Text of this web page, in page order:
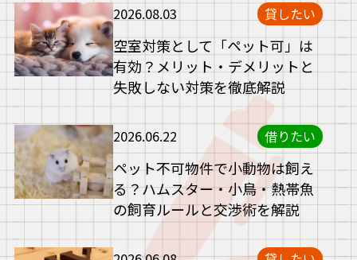
2026.08.03 貸したい
空室対策として「ペット可」は
有効？メリット・デメリットと
失敗しない対策を徹底解説
2026.06.22 借りたい
ペット不可物件で小動物は飼え
る？ハムスター・小鳥・熱帯魚
の飼育ルールと交渉術を解説